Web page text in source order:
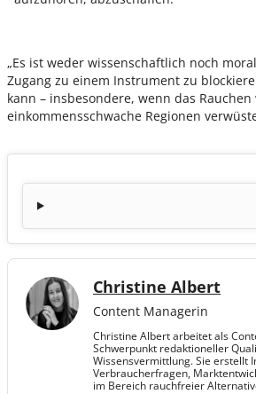
„Es ist weder wissenschaftlich noch
Zugang zu einem Instrument zu
kann – insbesondere, wenn das
einkommensschwache Regionen
Christine Albert
Content Managerin
Christine Albert arbeitet als
Schwerpunkt redaktioneller
Wissensvermittlung. Sie erstellt
Verbraucherfragen,
im Bereich rauchfreier